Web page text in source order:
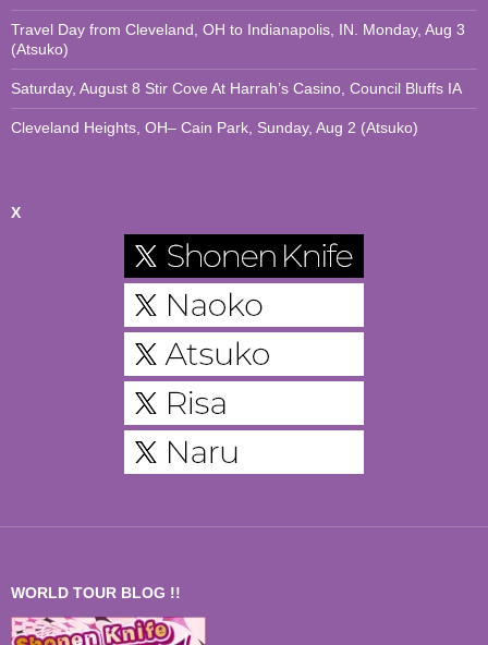
Travel Day from Cleveland, OH to Indianapolis, IN. Monday, Aug 3
(Atsuko)
Saturday, August 8 Stir Cove At Harrah’s Casino, Council Bluffs IA
Cleveland Heights, OH– Cain Park, Sunday, Aug 2 (Atsuko)
X
WORLD TOUR BLOG !!